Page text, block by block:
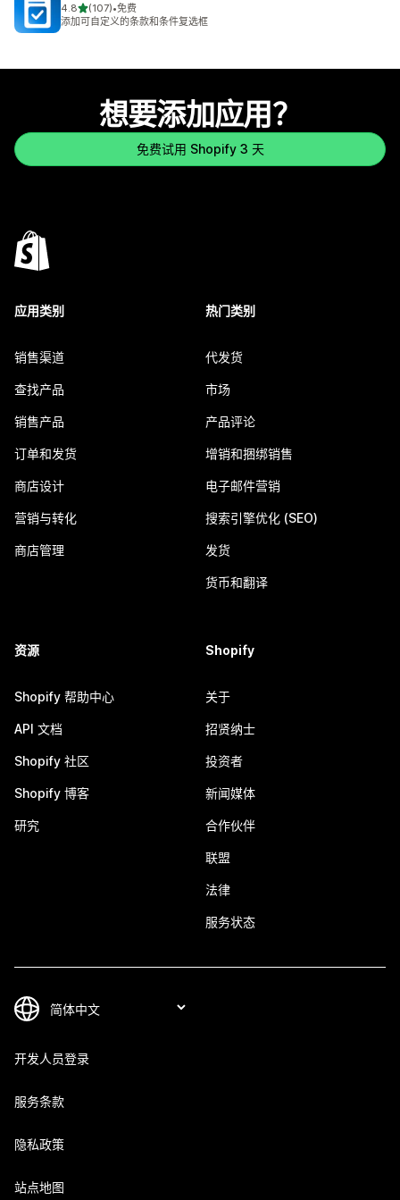
4.8星（满分 5 星）
(107)
总共 107 条评论
•免费
添加可自定义的条款和条件复选框
想要添加应用？
免费试用 Shopify 3 天
应用类别
销售渠道
查找产品
销售产品
订单和发货
商店设计
营销与转化
商店管理
热门类别
代发货
市场
产品评论
增销和捆绑销售
电子邮件营销
搜索引擎优化 (SEO)
发货
货币和翻译
资源
Shopify 帮助中心
API 文档
Shopify 社区
Shopify 博客
研究
Shopify
关于
招贤纳士
投资者
新闻媒体
合作伙伴
联盟
法律
服务状态
开发人员登录
服务条款
隐私政策
站点地图